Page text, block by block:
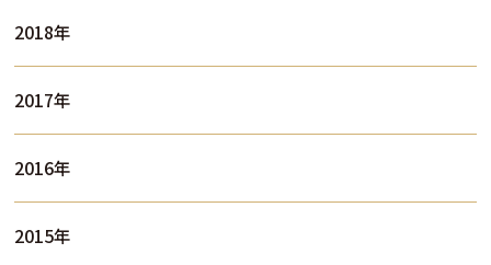
2018年
2017年
2016年
2015年